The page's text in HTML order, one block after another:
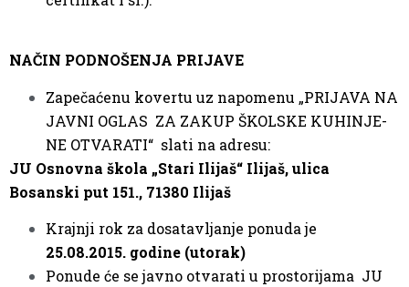
NAČIN PODNOŠENJA PRIJAVE
Zapečaćenu kovertu uz napomenu „PRIJAVA NA
JAVNI OGLAS ZA ZAKUP ŠKOLSKE KUHINJE-
NE OTVARATI“ slati na adresu:
JU Osnovna škola „Stari Ilijaš“ Ilijaš, ulica
Bosanski put 151., 71380 Ilijaš
Krajnji rok za dosatavljanje ponuda je
25.08.2015. godine (utorak)
Ponude će se javno otvarati u prostorijama JU